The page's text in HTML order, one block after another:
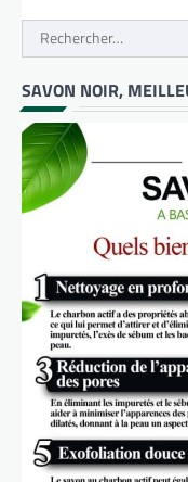
Rechercher :
SAVON NOIR,